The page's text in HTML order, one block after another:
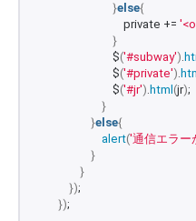
}else{
                                private +=
}
                            $
('#subway').
                            $
('#private').
                            $
('#jr'). html (jr);
}
}else{
alert('通信エラー
}
}
});
});